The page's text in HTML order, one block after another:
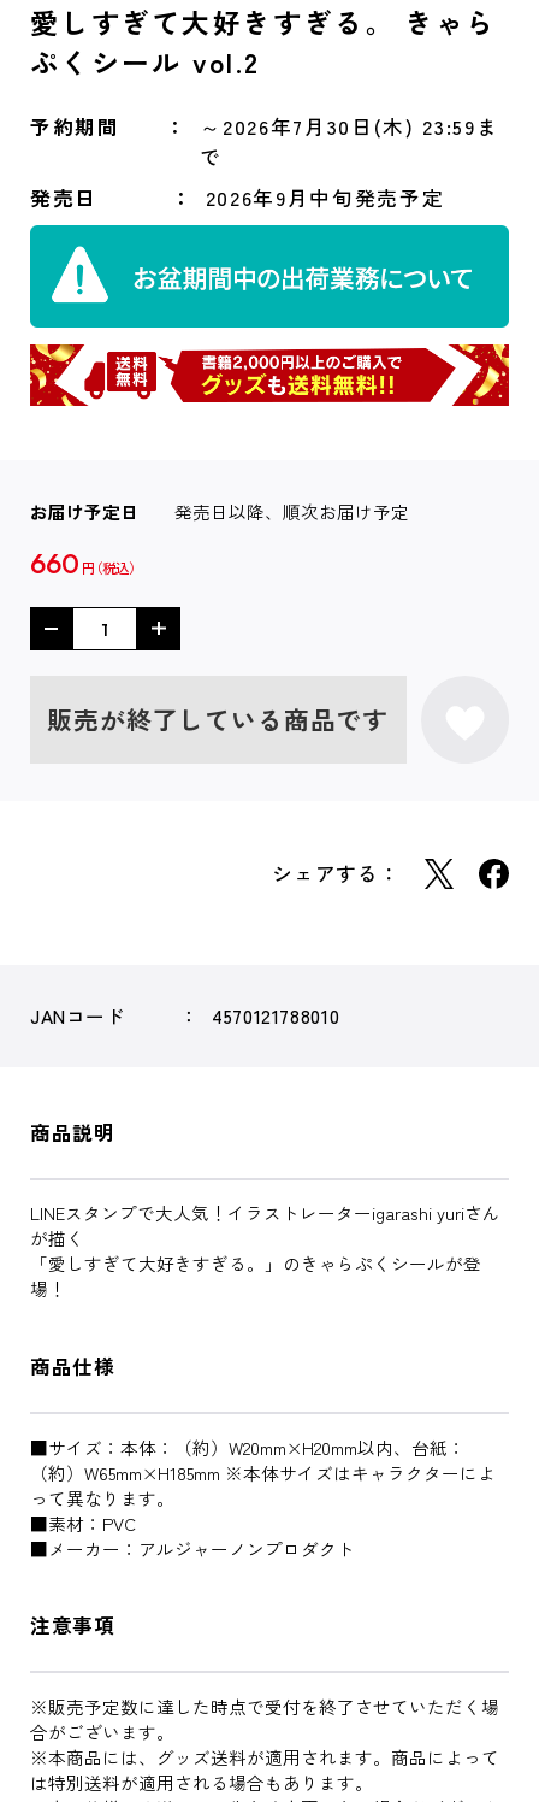
愛しすぎて大好きすぎる。 きゃら
ぷくシール vol.2
予約期間
～2026年7月30日(木) 23:59ま
で
発売日
2026年9月中旬発売予定
お届け予定日 発売日以降、順次お届け予定
660 円
販売が終了している商品です
シェアする：
JANコード 4570121788010
商品説明
LINEスタンプで大人気！イラストレーターigarashi yuriさん
が描く
「愛しすぎて大好きすぎる。」のきゃらぷくシールが登
場！
商品仕様
■サイズ：本体：（約）W20mm×H20mm以内、台紙：
（約）W65mm×H185mm ※本体サイズはキャラクターによ
って異なります。
■素材：PVC
■メーカー：アルジャーノンプロダクト
注意事項
※販売予定数に達した時点で受付を終了させていただく場
合がございます。
※本商品には、グッズ送料が適用されます。商品によって
は特別送料が適用される場合もあります。